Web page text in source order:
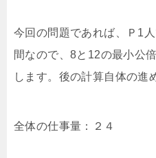
今回の問題であれば、Ｐ1
間なので、8と12の最小公
します。後の計算自体の進
全体の仕事量：２４